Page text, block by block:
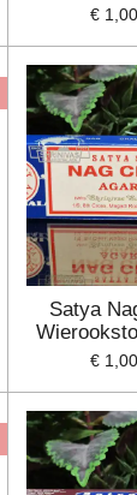
€ 1,00
Satya
€ 1,00